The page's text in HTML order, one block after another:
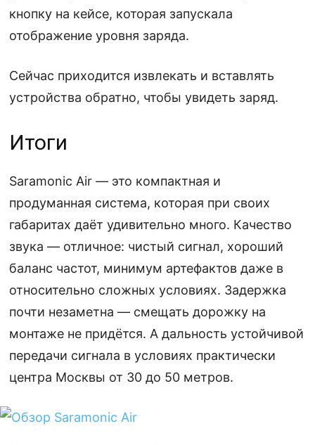
кнопку на кейсе, которая запускала
отображение уровня заряда.
Сейчас приходится извлекать и вставлять
устройства обратно, чтобы увидеть заряд.
Итоги
Saramonic Air — это компактная и
продуманная система, которая при своих
габаритах даёт удивительно много. Качество
звука — отличное: чистый сигнал, хороший
баланс частот, минимум артефактов даже в
относительно сложных условиях. Задержка
почти незаметна — смещать дорожку на
монтаже не придётся. А дальность устойчивой
передачи сигнала в условиях практически
центра Москвы от 30 до 50 метров.